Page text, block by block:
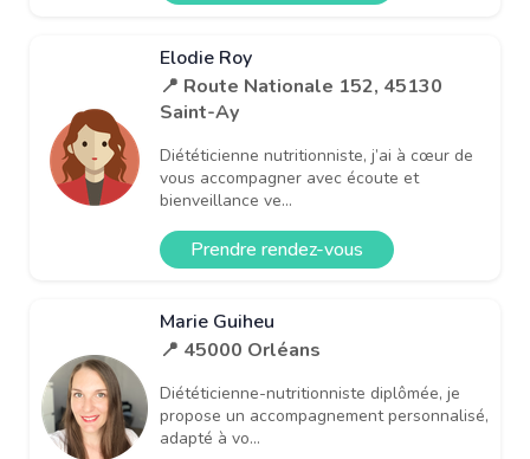
Elodie Roy
📍 Route Nationale 152, 45130
Saint-Ay
Diététicienne nutritionniste, j’ai à cœur de
vous accompagner avec écoute et
bienveillance ve...
Prendre rendez-vous
Marie Guiheu
📍 45000 Orléans
Diététicienne-nutritionniste diplômée, je
propose un accompagnement personnalisé,
adapté à vo...